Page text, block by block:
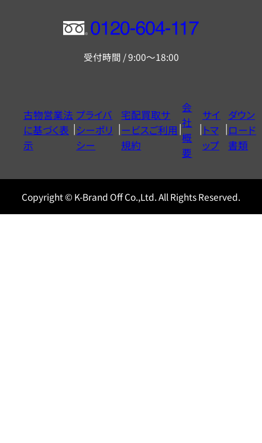
フ
ー
ヤ
ル
0120604117
受付時間 / 9:00～18:00
古物営業法
に基づく表
示
プライバ
シーポリ
シー
宅配買取サ
ービスご利用
規約
会
社
概
要
サイ
トマ
ップ
ダウン
ロード
書類
Copyright © K-Brand Off Co.,Ltd. All Rights Reserved.